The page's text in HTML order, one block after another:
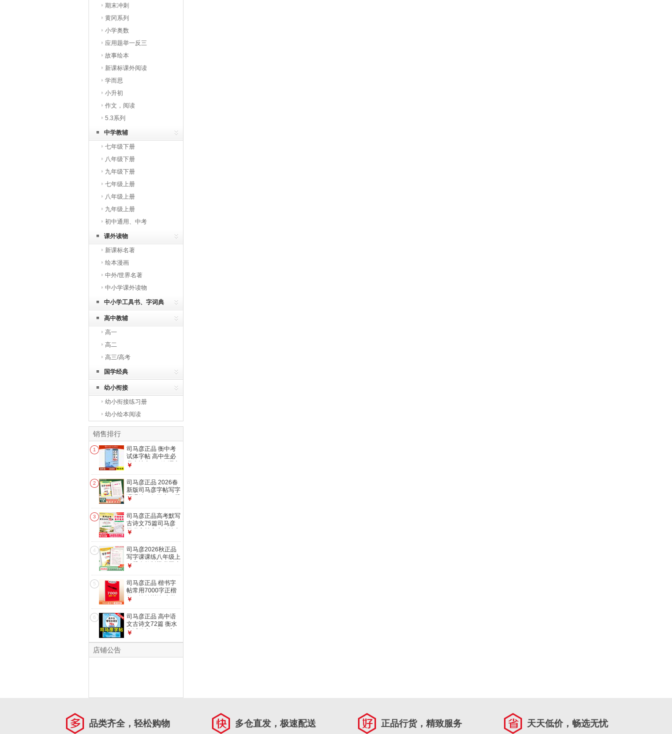
期末冲刺
黄冈系列
小学奥数
应用题举一反三
故事绘本
新课标课外阅读
学而思
小升初
作文，阅读
5.3系列
中学教辅
七年级下册
八年级下册
九年级下册
七年级上册
八年级上册
九年级上册
初中通用、中考
课外读物
新课标名著
绘本漫画
中外/世界名著
中小学课外读物
中小学工具书、字词典
高中教辅
高一
高二
高三/高考
国学经典
幼小衔接
幼小衔接练习册
幼小绘本阅读
销售排行
1
司马彦正品 衡中考
试体字帖 高中生必
背古诗文 72 篇 语文
字本
￥
2
司马彦正品 2026春
新版司马彦字帖写字
课课练四年级上下册
中性笔临摹字帖四年
级语文同步练字本四
年级语文字帖写字课
课练 课课练 人教4
上册
￥
3
司马彦正品高考默写
古诗文75篇司马彦
楷书字帖高中古诗文
钢笔中性笔高考古诗
词
￥
4
司马彦2026秋正品
写字课课练八年级上
下册人教版楷书同步
八年级下册字帖同步
写字课课练一课一练
字帖 语文课课练 人
教8上册
￥
5
司马彦正品 楷书字
帖常用7000字正楷
教程控笔训练 小学
用练字帖 7000字楷
书
￥
6
司马彦正品 高中语
文古诗文72篇 衡水
考试体高一高二高三
￥
店铺公告
品类齐全，轻松购物 多仓直发，极速配送 正品行货，精致服务 天天低价，畅选无忧